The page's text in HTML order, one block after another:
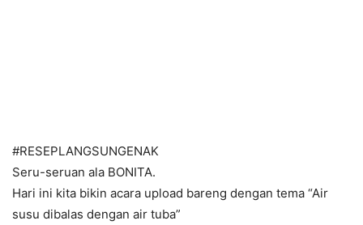
#RESEPLANGSUNGENAK
Seru-seruan ala BONITA.
Hari ini kita bikin acara upload bareng dengan tema “Air
susu dibalas dengan air tuba”